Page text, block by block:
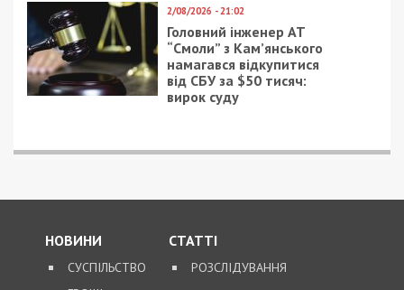
2/08/2026 - 21:02
Головний інженер АТ
“Смоли” з Кам’янського
намагався відкупитися
від СБУ за $50 тисяч:
вирок суду
НОВИНИ
СУСПІЛЬСТВО
СТАТТІ
РОЗСЛІДУВАННЯ